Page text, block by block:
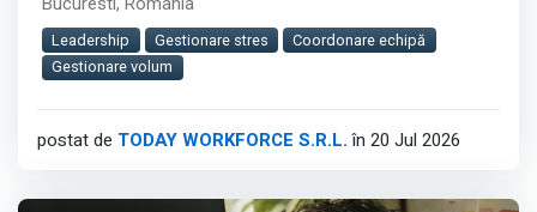
service eficient intr-un mediu cu volum mare de clienti.︇︃︅︎︃︊︉︎​️︀︆︋​︁︁️︀​︋️︎︌​️︊︊︆︅︃︋︋︊︃︌︍
Pozitia contribuie direct la organizarea echipei,
corect gatite si la timp.
Leadership Gestionare stres
Coordonare echipă
Gestionare volum
postat de TODAY WORKFORCE S.R.L. în 20 Jul 2026